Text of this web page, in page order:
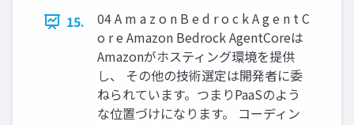
15.
04 A m a z o n B e d r o c k A g e n t C
o r e Amazon Bedrock AgentCoreは
Amazonがホスティング環境を提供
し、 その他の技術選定は開発者に委
ねられています。つまりPaaSのよう
な位置づけになります。 コーディン